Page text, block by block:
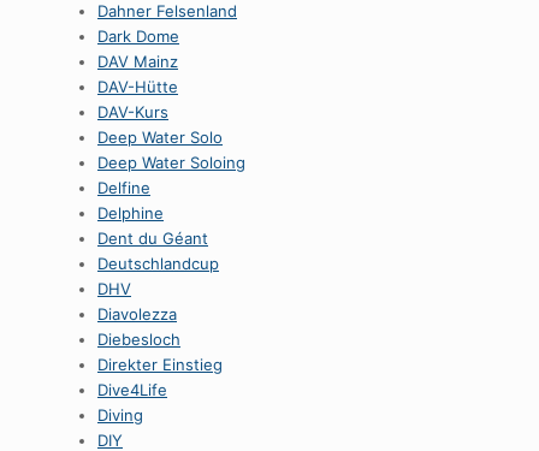
Dahner Felsenland
Dark Dome
DAV Mainz
DAV-Hütte
DAV-Kurs
Deep Water Solo
Deep Water Soloing
Delfine
Delphine
Dent du Géant
Deutschlandcup
DHV
Diavolezza
Diebesloch
Direkter Einstieg
Dive4Life
Diving
DIY